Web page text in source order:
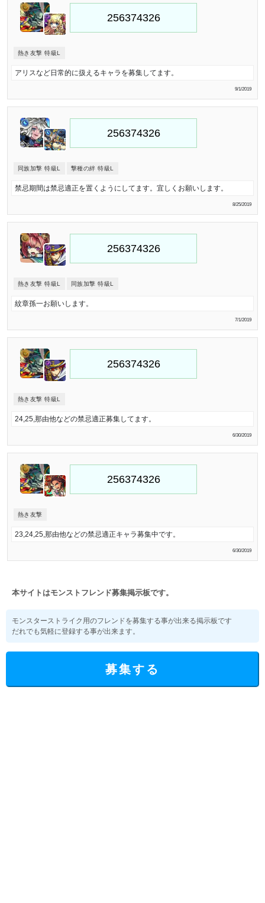
熱き友撃 特級L
アリスなど日常的に扱えるキャラを募集してます。
9/1/2019
同族加撃 特級L 撃種の絆 特級L
禁忌期間は禁忌適正を置くようにしてます。宜しくお願いします。
8/25/2019
熱き友撃 特級L 同族加撃 特級L
紋章孫一お願いします。
7/1/2019
熱き友撃 特級L
24,25,那由他などの禁忌適正募集してます。
6/30/2019
熱き友撃
23,24,25,那由他などの禁忌適正キャラ募集中です。
6/30/2019
本サイトはモンストフレンド募集掲示板です。
モンスターストライク用のフレンドを募集する事が出来る掲示板です
だれでも気軽に登録する事が出来ます。
募集する